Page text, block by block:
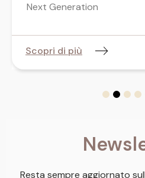
Next Generation
Scopri di più
Resta sempre aggiornato